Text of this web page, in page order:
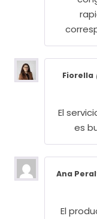
Fiorella
El
es
Ana
El